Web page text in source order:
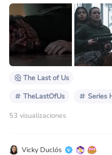
planteado una serie de
Ellie deberá lidiar. En
pérdida física de uno de
complejos que el universo
serie nos ha podido
Sí, señores, me refiero a la
The Last of Us
TheLastOfUs Series
53 visualizaciones
Vicky Duclós